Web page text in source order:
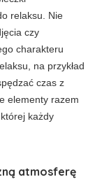
relaksu. Nie
czy
charakteru
na przykład
czas z
elementy razem
każdy
atmosferę